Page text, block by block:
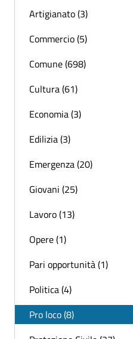
Artigianato (3)
Commercio (5)
Comune (698)
Cultura (61)
Economia (3)
Edilizia (3)
Emergenza (20)
Giovani (25)
Lavoro (13)
Opere (1)
Pari opportunità (1)
Politica (4)
Pro loco (8)